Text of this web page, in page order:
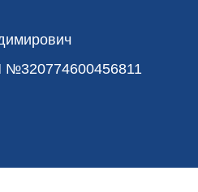
№320774600456811